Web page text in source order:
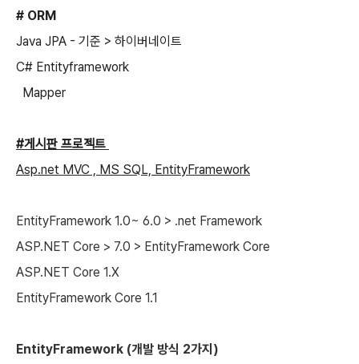
# ORM
Java JPA - 기준 > 하이버네이트
C# Entityframework
Mapper
#게시판 프로젝트
Asp.net MVC , MS SQL, EntityFramework
EntityFramework 1.0~ 6.0 > .net Framework
ASP.NET Core > 7.0 > EntityFramework Core
ASP.NET Core 1.X
EntityFramework Core 1.1
EntityFramework (개발 방식 2가지)